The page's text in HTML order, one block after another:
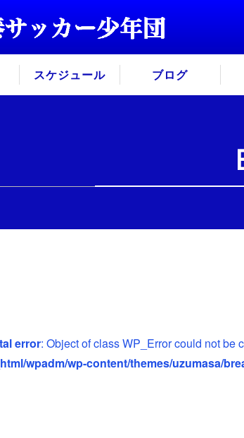
スケジュール ブログ
error: Object of class WP_Error could not be
wpadm/wp-content/themes/uzumasa/